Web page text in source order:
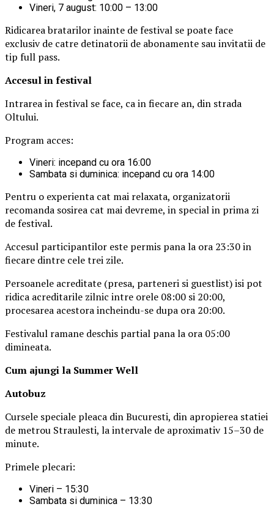
Vineri, 7 august: 10:00 – 13:00
Ridicarea bratarilor inainte de festival se poate face
exclusiv de catre detinatorii de abonamente sau invitatii de
tip full pass.
Accesul in festival
Intrarea in festival se face, ca in fiecare an, din strada
Oltului.
Program acces:
Vineri: incepand cu ora 16:00
Sambata si duminica: incepand cu ora 14:00
Pentru o experienta cat mai relaxata, organizatorii
recomanda sosirea cat mai devreme, in special in prima zi
de festival.
Accesul participantilor este permis pana la ora 23:30 in
fiecare dintre cele trei zile.
Persoanele acreditate (presa, parteneri si guestlist) isi pot
ridica acreditarile zilnic intre orele 08:00 si 20:00,
procesarea acestora incheindu-se dupa ora 20:00.
Festivalul ramane deschis partial pana la ora 05:00
dimineata.
Cum ajungi la Summer Well
Autobuz
Cursele speciale pleaca din Bucuresti, din apropierea statiei
de metrou Straulesti, la intervale de aproximativ 15–30 de
minute.
Primele plecari:
Vineri – 15:30
Sambata si duminica – 13:30